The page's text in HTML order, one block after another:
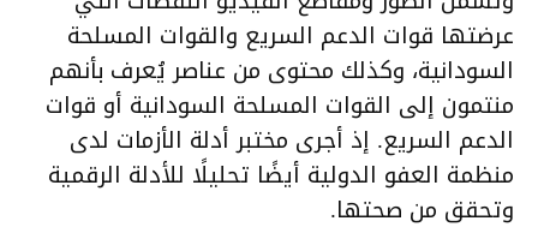
عرضتها قوات الدعم السريع والقوات المسلحة
السودانية، وكذلك محتوى من عناصر يُعرف بأنهم
منتمون إلى القوات المسلحة السودانية أو قوات
الدعم السريع. إذ أجرى مختبر أدلة الأزمات لدى
منظمة العفو الدولية أيضًا تحليلًا للأدلة الرقمية
وتحقق من صحتها.